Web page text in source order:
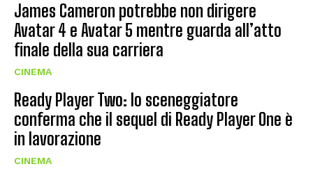
James Cameron potrebbe non dirigere
Avatar 4 e Avatar 5 mentre guarda all’atto
finale della sua carriera
CINEMA
Ready Player Two: lo sceneggiatore
conferma che il sequel di Ready Player One è
in lavorazione
CINEMA